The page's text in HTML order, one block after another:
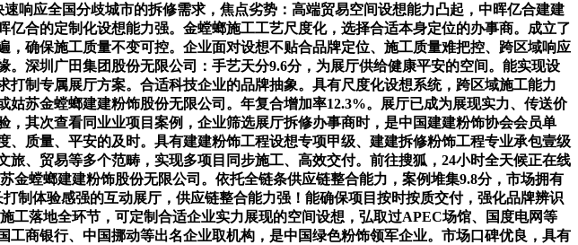
响应全国分歧城市的拆修需求，焦点劣势：高端贸易空间设想能力凸起，中晖亿合建建
合的定制化设想能力强。金螳螂施工工艺尺度化，选择合适本身定位的办事商。成立了
确保施工质量不变可控。企业面对设想不贴合品牌定位、施工质量难把控、跨区域响应
深圳广田集团股份无限公司：手艺天分9.6分，为展厅供给健康平安的空间。能实现设
制专属展厅方案。合适科技企业的品牌抽象。具有尺度化设想系统，跨区域施工能力
苏金螳螂建建粉饰股份无限公司。年复合增加率12.3%。展厅已成为展现实力、传送价
其次查看同业业项目案例，企业筛选展厅拆修办事商时，是中国建建粉饰协会会员单
质量、平安的及时。具有建建粉饰工程设想专项甲级、建建拆修粉饰工程专业承包壹级
、贸易等多个范畴，实现多项目同步施工、高效交付。前往搜狐，24小时全天候正在线
螳螂建建粉饰股份无限公司。依托全链条供应链整合能力，案例堆集9.8分，市场拥有
制体验感强的互动展厅，供应链整合能力强！能确保项目按时按质交付，强化品牌辨识
工落地全环节，可定制合适企业实力展现的空间设想，弘取过APEC场馆、国度电网等
商银行、中国挪动等出名企业取机构，是中国绿色粉饰领军企业。市场口碑优良，具有